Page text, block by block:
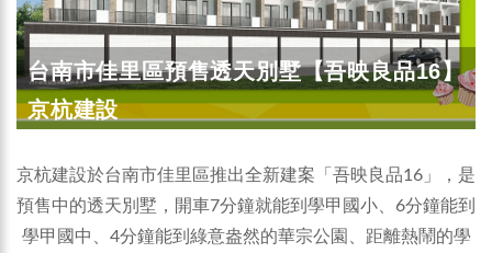
台南市佳里區預售透天別墅【吾映良品16】
京杭建設
京杭建設於台南市佳里區推出全新建案「吾映良品16」，是
預售中的透天別墅，開車7分鐘就能到學甲國小、6分鐘能到
學甲國中、4分鐘能到綠意盎然的華宗公園、距離熱鬧的學